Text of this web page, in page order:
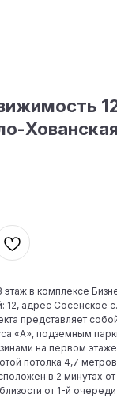
в комплексе
12, адрес Сосенское
представляет
«А», подземным
на первом
потолка 4,7
в 2 минутах
от 1-й